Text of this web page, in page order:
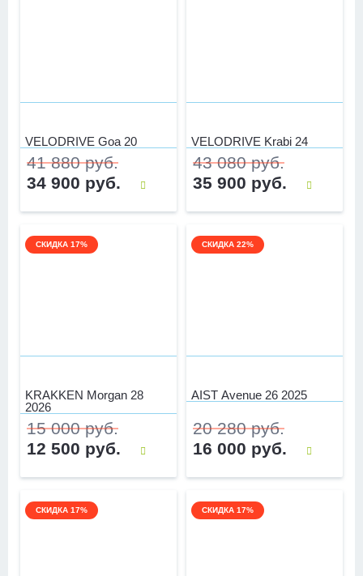
VELODRIVE Goa 20
41 880 руб.
34 900 руб.
VELODRIVE Krabi 24
43 080 руб.
35 900 руб.
СКИДКА 17%
KRAKKEN Morgan 28
2026
15 000 руб.
12 500 руб.
СКИДКА 22%
AIST Avenue 26 2025
20 280 руб.
16 000 руб.
СКИДКА 17% СКИДКА 17%